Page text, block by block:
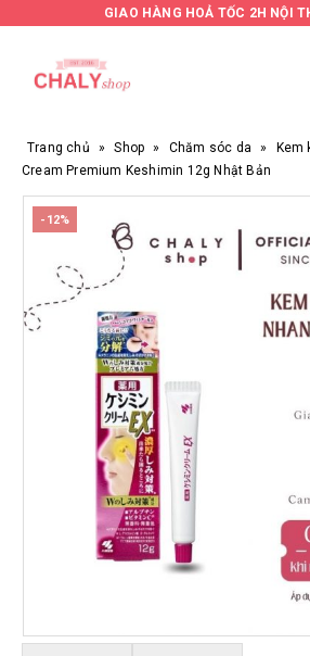
GIAO HÀNG HOẢ TỐC 2H NỘI
Trang chủ » Shop » Chăm sóc da »
Kem
Cream Premium Keshimin 12g Nhật Bản
-12%